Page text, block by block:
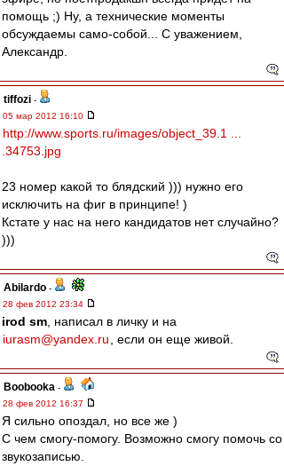
помощь ;) Ну, а технические моменты
обсуждаемы само-собой... C уважением,
Александр.
tiffozi -
05 мар 2012 16:10
http://www.sports.ru/images/object_39.1 ...
.34753.jpg
23 номер какой то блядский ))) нужно его
исключить на фиг в принципе! )
Кстате у нас на него кандидатов нет случайно?
)))
Abilardo -
28 фев 2012 23:34
irod sm , написал в личку и на
iurasm@yandex.ru
, если он еще живой.
Boobooka -
28 фев 2012 16:37
Я сильно опоздал, но все же )
С чем смогу-помогу. Возможно смогу помочь со
звукозаписью.